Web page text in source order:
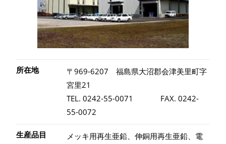
所在地
〒969-6207 福島県大沼郡会津美里町字
宮里21
TEL. 0242-55-0071 FAX. 0242-
55-0072
生産品目
メッキ用再生亜鉛、伸銅用再生亜鉛、電